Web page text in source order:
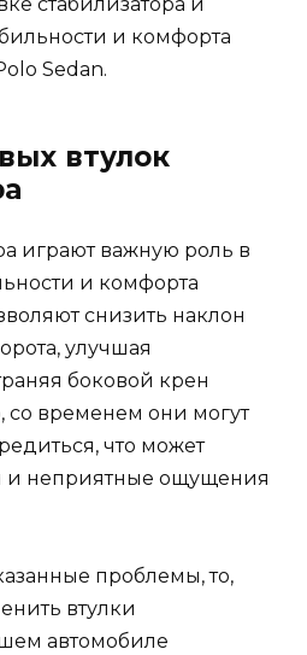
и комфорта
Sedan.
втулок
играют важную роль в
и комфорта
снизить наклон
улучшая
боковой крен
со временем они могут
что может
и неприятные ощущения
проблемы, то,
втулки
автомобиле